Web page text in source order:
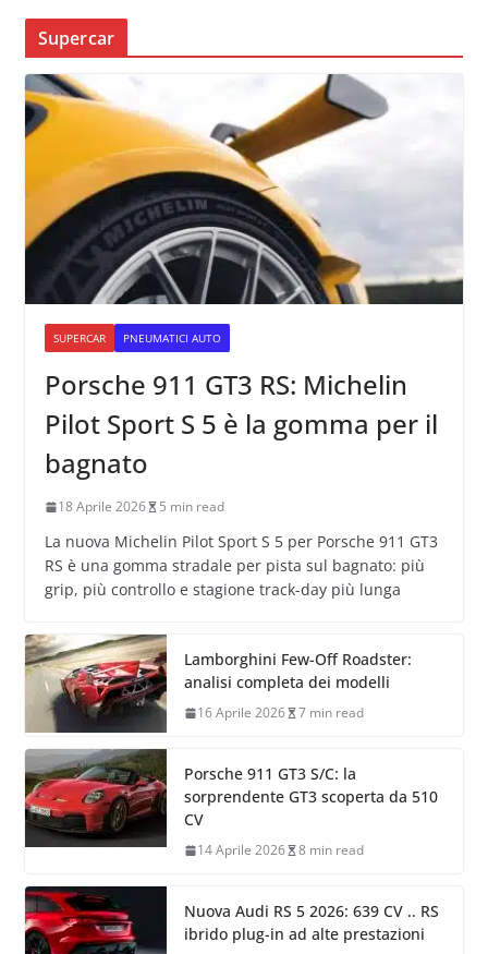
Supercar
SUPERCAR PNEUMATICI AUTO
Porsche 911 GT3 RS: Michelin
Pilot Sport S 5 è la gomma per il
bagnato
18 Aprile 2026 5 min read
La nuova Michelin Pilot Sport S 5 per Porsche 911 GT3
RS è una gomma stradale per pista sul bagnato: più
grip, più controllo e stagione track-day più lunga
Lamborghini Few-Off Roadster:
analisi completa dei modelli
16 Aprile 2026 7 min read
Porsche 911 GT3 S/C: la
sorprendente GT3 scoperta da 510
CV
14 Aprile 2026 8 min read
Nuova Audi RS 5 2026: 639 CV .. RS
ibrido plug-in ad alte prestazioni